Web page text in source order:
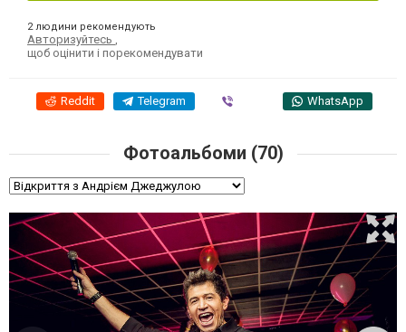
2 людини рекомендують
Авторизуйтесь
щоб оцінити і порекомендувати
Reddit Telegram WhatsApp
Фотоальбоми (70)